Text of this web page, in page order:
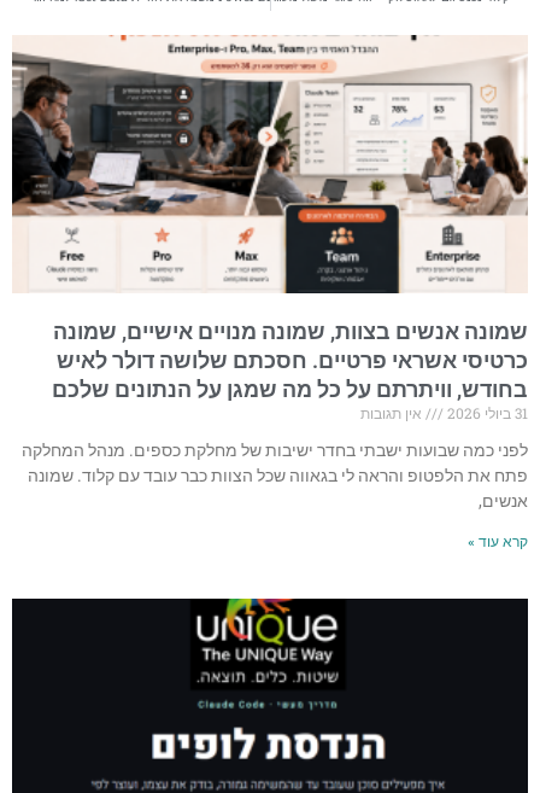
שמונה אנשים בצוות, שמונה מנויים אישיים, שמונה
כרטיסי אשראי פרטיים. חסכתם שלושה דולר לאיש
בחודש, וויתרתם על כל מה שמגן על הנתונים שלכם
31 ביולי 2026
אין תגובות
לפני כמה שבועות ישבתי בחדר ישיבות של מחלקת כספים. מנהל המחלקה
פתח את הלפטופ והראה לי בגאווה שכל הצוות כבר עובד עם קלוד. שמונה
אנשים,
קרא עוד »